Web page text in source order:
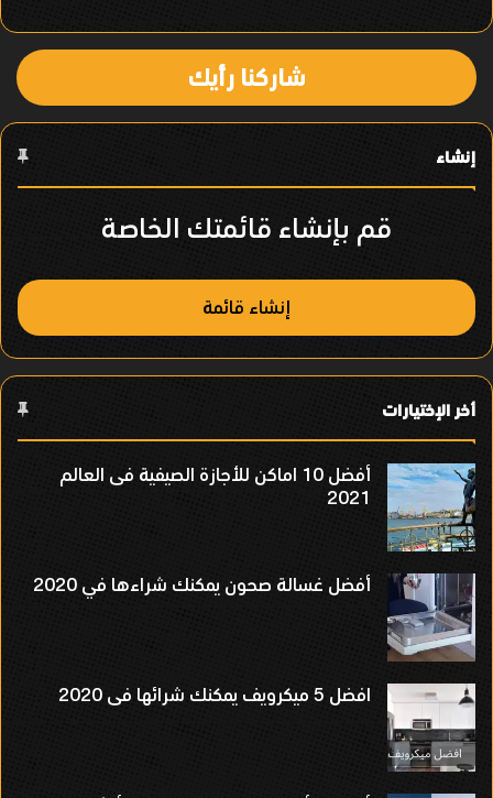
ا
ل
ع
ن
شاركنا رأيك
إنشاء
قم بإنشاء قائمتك الخاصة
إنشاء قائمة
أخر الإختيارات
أفضل 10 اماكن للأجازة الصيفية فى العالم
2021
أفضل غسالة صحون يمكنك شراءها في 2020
افضل 5 ميكرويف يمكنك شرائها فى 2020